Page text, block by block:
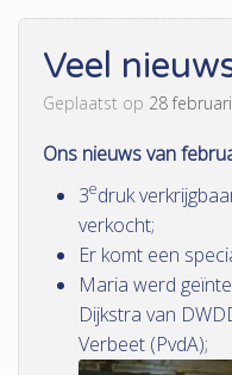
Veel
Geplaatst op 28
Ons nieuws van
3edruk
verkocht;
Er komt een
Maria werd
Dijkstra van
Verbeet (PvdA);